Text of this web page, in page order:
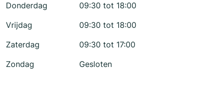
Donderdag
09:30 tot 18:00
Vrijdag
09:30 tot 18:00
Zaterdag
09:30 tot 17:00
Zondag
Gesloten